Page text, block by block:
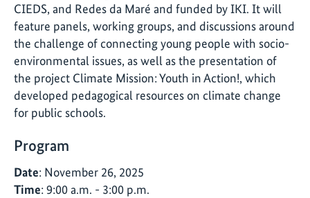
CIEDS, and Redes da Maré and funded by IKI. It will
feature panels, working groups, and discussions around
the challenge of connecting young people with socio-
environmental issues, as well as the presentation of
the project Climate Mission: Youth in Action!, which
developed pedagogical resources on climate change
for public schools.
Program
Date: November 26, 2025
Time: 9:00 a.m. - 3:00 p.m.